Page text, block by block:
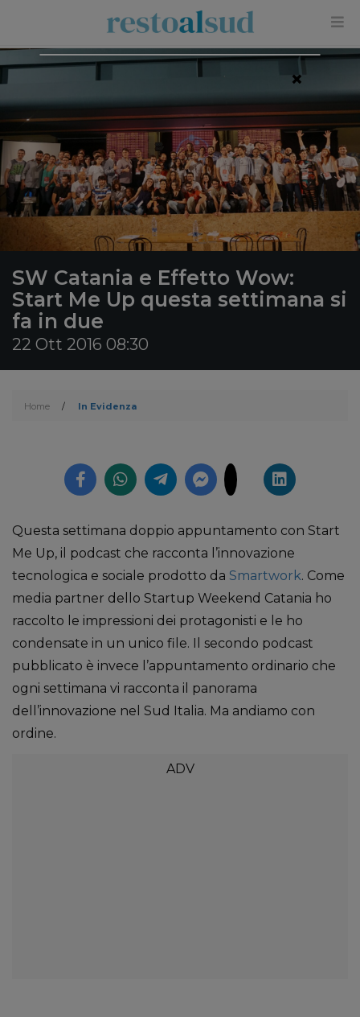
SW Catania e Effetto Wow:
Start Me Up questa settimana si
fa in due
22 Ott 2016 08:30
Home / In Evidenza
Questa settimana doppio appuntamento con Start
Me Up, il podcast che racconta l’innovazione
tecnologica e sociale prodotto da Smartwork. Come
media partner dello Startup Weekend Catania ho
raccolto le impressioni dei protagonisti e le ho
condensate in un unico file. Il secondo podcast
pubblicato è invece l’appuntamento ordinario che
ogni settimana vi racconta il panorama
dell’innovazione nel Sud Italia. Ma andiamo con
ordine.
×